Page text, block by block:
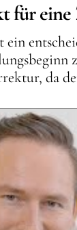
für eine
ein
da